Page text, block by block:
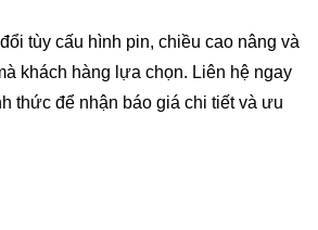
tùy cấu hình pin, chiều cao nâng và
khách hàng lựa chọn. Liên hệ ngay
thức để nhận báo giá chi tiết và ưu